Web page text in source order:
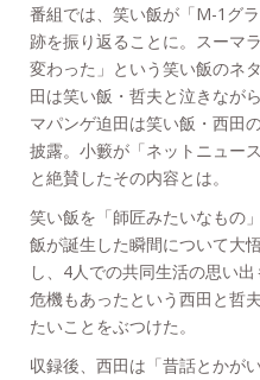
番組では、笑い飯が「M-1グ
跡を振り返ることに。スーマ
変わった」という笑い飯のネ
田は笑い飯・哲夫と泣きなが
マパンゲ迫田は笑い飯・西田
披露。小籔が「ネットニュー
と絶賛したその内容とは。
笑い飯を「師匠みたいなもの
飯が誕生した瞬間について大
し、4人での共同生活の思い
危機もあったという西田と哲
たいことをぶつけた。
収録後、西田は「昔話とかが